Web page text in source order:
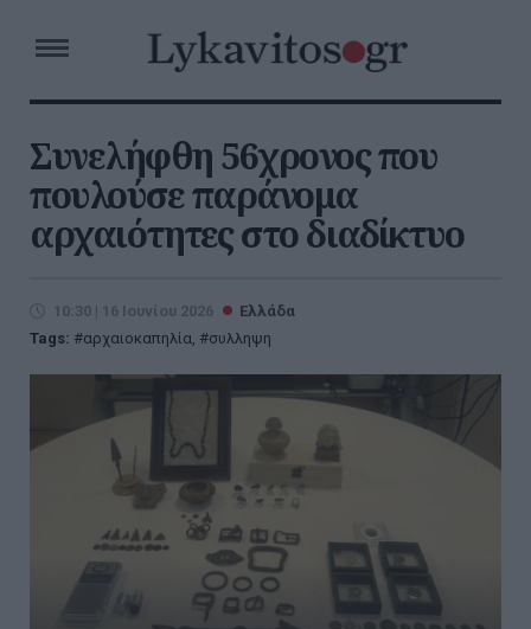
Συνελήφθη 56χρονος που
πουλούσε παράνομα
αρχαιότητες στο διαδίκτυο
10:30 | 16 Ιουνίου 2026
Ελλάδα
Tags:
αρχαιοκαπηλία, συλληψη